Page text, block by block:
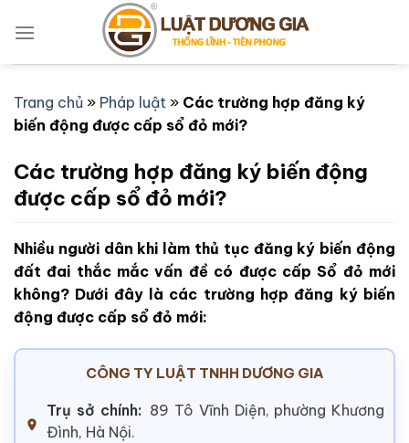
qua
Trang chủ » Pháp luật » Các trường hợp đăng ký
biến động được cấp sổ đỏ mới?
Các trường hợp đăng ký biến động
được cấp sổ đỏ mới?
Nhiều người dân khi làm thủ tục đăng ký biến động
đất đai thắc mắc vấn đề có được cấp Sổ đỏ mới
không? Dưới đây là các trường hợp đăng ký biến
động được cấp sổ đỏ mới:
CÔNG TY LUẬT TNHH DƯƠNG GIA
Trụ sở chính: 89 Tô Vĩnh Diện, phường Khương
Đình, Hà Nội.